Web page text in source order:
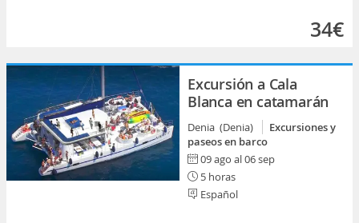
34€
Excursión a Cala
Blanca en catamarán
Denia (Denia)
Excursiones y
paseos en barco
09 ago al 06 sep
5 horas
Español